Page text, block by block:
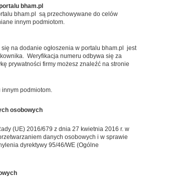
bham.pl
bham.pl są przechowywane do celów
innym podmiotom.
na dodanie ogłoszenia w portalu bham.pl jest
Weryfikacja numeru odbywa się za
prywatności firmy możesz znaleźć na stronie
podmiotom.
osobowych
(UE) 2016/679 z dnia 27 kwietnia 2016 r. w
danych osobowych i w sprawie
dyrektywy 95/46/WE (Ogólne